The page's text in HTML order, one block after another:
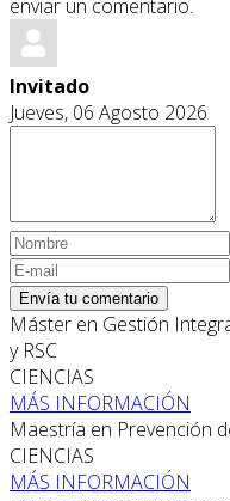
enviar un comentario.
Invitado
Jueves, 06 Agosto 2026
Envía tu comentario
Máster en Gestión
y RSC
CIENCIAS
MÁS INFORMACIÓN
Maestría en Prevención
CIENCIAS
MÁS INFORMACIÓN